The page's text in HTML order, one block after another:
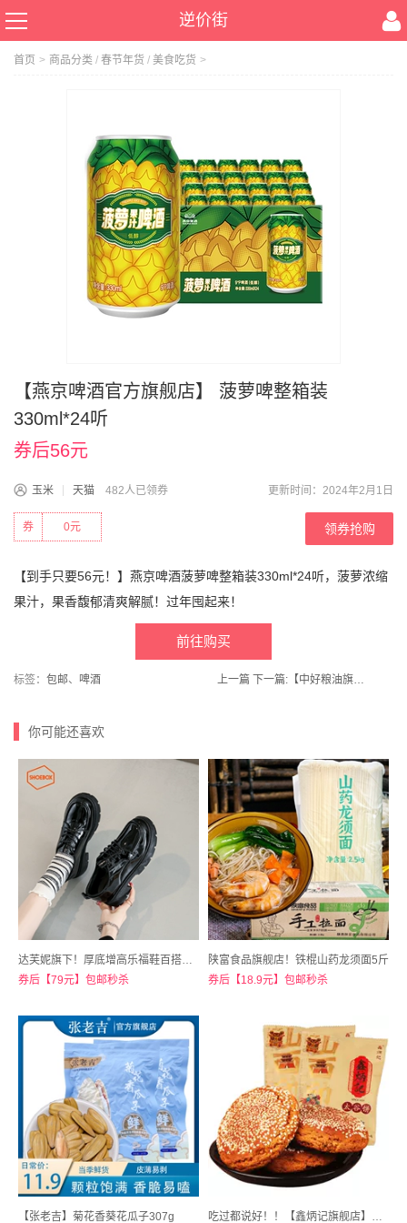
逆价街
首页 > 商品分类 / 春节年货 / 美食吃货 >
【燕京啤酒官方旗舰店】 菠萝啤整箱装
330ml*24听
券后56元
玉米 天猫 482人已领券 更新时间：2024年2月1日
0元
券 领券抢购
【到手只要56元！】燕京啤酒菠萝啤整箱装330ml*24听，菠萝浓缩
果汁，果香馥郁清爽解腻！过年囤起来！
前往购买
标签： 包邮、 啤酒 上一篇 下一篇: 【中好粮油旗舰店】压榨一级花生油4L零添加冷榨纯花生食用油
你可能还喜欢
达芙妮旗下！厚底增高乐福鞋百搭单鞋
券后【79元】包邮秒杀
陕富食品旗舰店！铁棍山药龙须面5斤
券后【18.9元】包邮秒杀
【张老吉】菊花香葵花瓜子307g 吃过都说好！！【鑫炳记旗舰店】原味红枣味太谷饼10包共500g